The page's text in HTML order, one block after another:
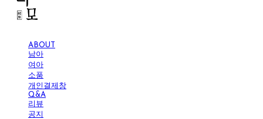
ABOUT
남아
여아
소품
개인결제창
Q&A
리뷰
공지